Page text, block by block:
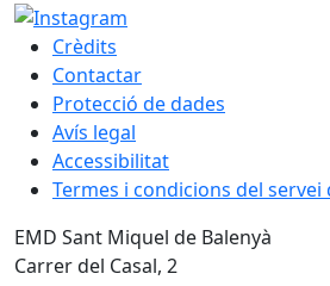
Crèdits
Contactar
Protecció de dades
Avís legal
Accessibilitat
Termes i condicions del
EMD Sant Miquel de Balenyà
Carrer del Casal, 2